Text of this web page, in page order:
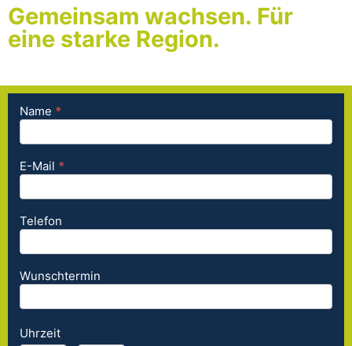
Gemeinsam wachsen. Für
eine starke Region.
Kurzanfrage
Name *
E-Mail *
Telefon
Wunschtermin
Uhrzeit